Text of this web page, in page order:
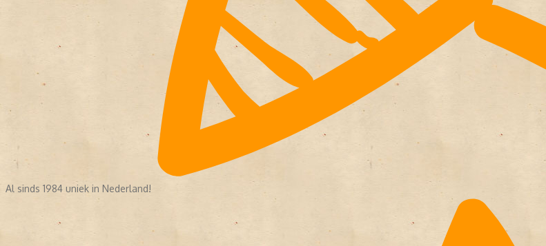
Al sinds 1984 uniek in Nederland!